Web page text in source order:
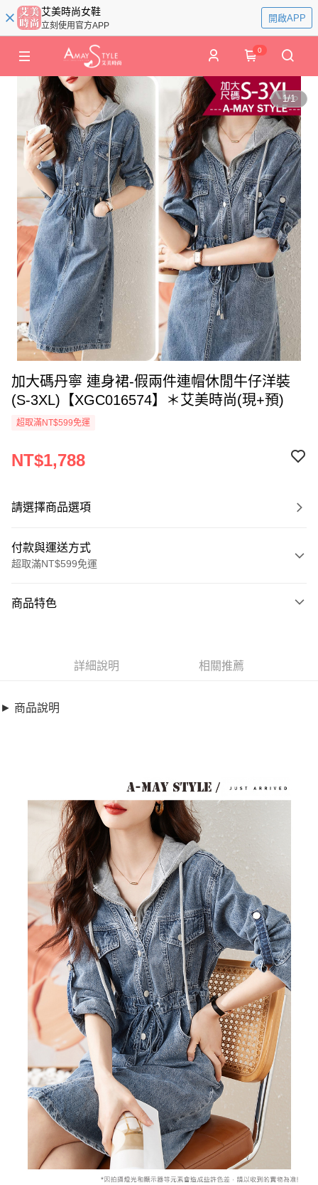
艾美時尚女鞋
立刻使用官方APP
開啟APP
0
1/1
加大碼丹寧 連身裙-假兩件連帽休閒牛仔洋裝
(S-3XL)【XGC016574】＊艾美時尚(現+預)
超取滿NT$599免運
NT$1,788
請選擇商品選項
付款與運送方式
超取滿NT$599免運
信用卡一次付款
街口支付
【關於「AFTEE先享後付」】
AFTEE先享後付是「在收到商品之後才付款」的支付方式。 讓您購物簡單
便利好安心！
１．簡單：不需註冊會員、不需綁卡、不需儲值。
２．便利：只要手機號碼，簡訊認證，即可結帳。
３．安心：先確認商品／服務後，再付款。
【「AFTEE先享後付」結帳流程】
１．於結帳方式選擇「AFTEE先享後付」後，將跳轉至「AFTEE先享後付」
結帳頁面，進行簡訊認證並確認金額後，即可完成結帳。
２．訂單成立數日內，您將收到繳費通知簡訊。
３．收到繳費通知簡訊後14天內，點擊此簡訊中的連結，可透過四大超商／
ATM／網路銀行／等多元方式進行付款，方視為交易完成。
※ 請注意：結帳手續完成當下不需立刻繳費，但若您需要取消訂單，請聯絡
購買商品的店家。未經商家同意取消之訂單仍視為有效，需透過AFTEE先享
後付繳納相關費用。
※ 交易是否成功請以「AFTEE先享後付 」之結帳頁面顯示為準，若有關於
是否繳費成功／繳費後需取消欲退款等相關疑問，請聯繫「AFTEE先享後付
https://netprotections.freshdesk.com/support/home
【注意事項】
１．透過由恩沛科技股份有限公司提供之「AFTEE先享後付」服務完成之交
易，需依本服務之必要範圍內提供個人資料，並將交易相關給付款項請求債
權轉讓予恩沛科技股份有限公司。
２．關於個人資料處理事宜，請瀏覽以下網址：
https://aftee.tw/terms/#terms3
３．未成年的使用者請事先徵得法定代理人或監護人之同意方可使用
「AFTEE先享後付」，若未經同意申辦者引起之損失，本公司不負相關責
ATM付款
運送方式
全家取貨付款
每筆NT$79，滿NT$599(含以上)免運費
付款後全家取貨
每筆NT$79，滿NT$599(含以上)免運費
7-11取貨付款
每筆NT$79，滿NT$1,000(含以上)免運費
付款後7-11取貨
每筆NT$79，滿NT$1,000(含以上)免運費
宅配
每筆NT$90，滿NT$1,000(含以上)免運費
每筆NT$100，滿NT$1,500(含以上)免運費
商品特色
【XGC016574】
加大碼丹寧 連身裙-假兩件連帽休閒牛仔洋裝(S-3XL)
【XGC016574】
連帽+假兩件拼接風格
舒適含棉牛仔面料
加大碼/抽繩顯瘦設計
詳細說明 相關推薦
► 商品說明